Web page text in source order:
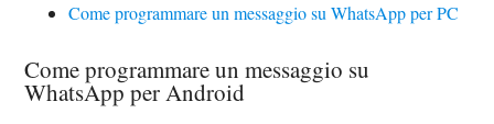
Come programmare un messaggio su WhatsApp per PC
Come programmare un messaggio su
WhatsApp per Android